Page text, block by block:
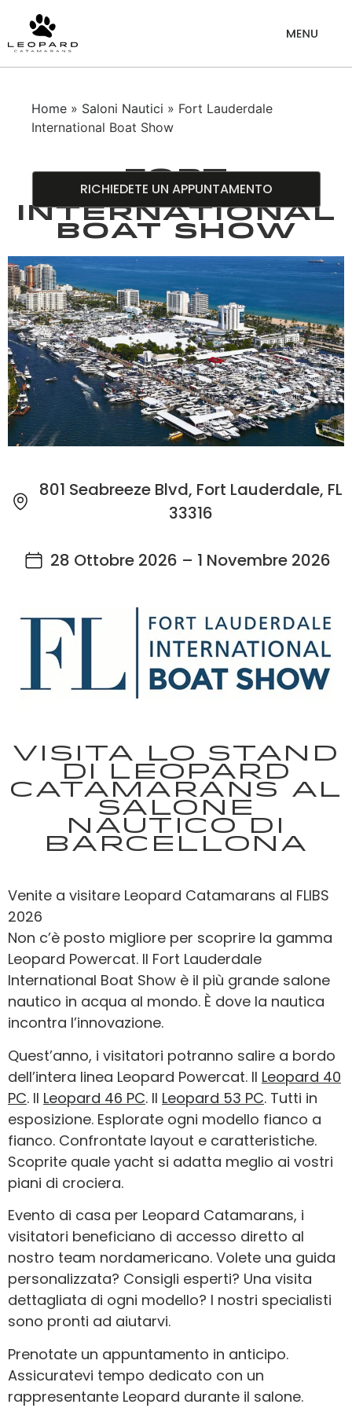
Home » Saloni Nautici » Fort Lauderdale
International Boat Show
Fort
Lauderdale
International
Boat Show
RICHIEDETE UN APPUNTAMENTO
801 Seabreeze Blvd, Fort Lauderdale, FL
33316
28 Ottobre 2026 – 1 Novembre 2026
Visita lo stand
di Leopard
Catamarans al
Salone
Nautico di
Barcellona
Venite a visitare Leopard Catamarans al FLIBS
2026
Non c’è posto migliore per scoprire la gamma
Leopard Powercat. Il Fort Lauderdale
International Boat Show è il più grande salone
nautico in acqua al mondo. È dove la nautica
incontra l’innovazione.
Quest’anno, i visitatori potranno salire a bordo
dell’intera linea Leopard Powercat. Il Leopard 40
PC. Il Leopard 46 PC. Il Leopard 53 PC. Tutti in
esposizione. Esplorate ogni modello fianco a
fianco. Confrontate layout e caratteristiche.
Scoprite quale yacht si adatta meglio ai vostri
piani di crociera.
Evento di casa per Leopard Catamarans, i
visitatori beneficiano di accesso diretto al
nostro team nordamericano. Volete una guida
personalizzata? Consigli esperti? Una visita
dettagliata di ogni modello? I nostri specialisti
sono pronti ad aiutarvi.
Prenotate un appuntamento in anticipo.
Assicuratevi tempo dedicato con un
rappresentante Leopard durante il salone.